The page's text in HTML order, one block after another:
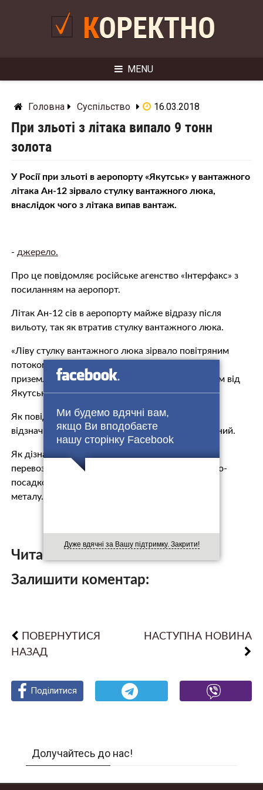
Ми будемо вдячні вам,
якщо Ви вподобаєте
нашу сторінку Facebook
Дуже вдячні за Вашу підтримку. Закрити!
КОРЕКТНО
MENU
Головна Суспільство 16.03.2018
При зльоті з літака випало 9 тонн
золота
У Росії при зльоті в аеропорту «Якутськ» у вантажного
літака Ан-12 зірвало стулку вантажного люка,
внаслідок чого з літака випав вантаж.
- джерело.
Про це повідомляє російське агенство «Інтерфакс» з
посиланням на аеропорт.
Літак Ан-12 сів в аеропорту майже відразу після
вильоту, так як втратив стулку вантажного люка.
«Ліву стулку вантажного люка зірвало повітряним
потоком, екіпаж прийняв рішення про посадку і
приземлився в аеропорту селища Магана в 12 км від
Якутська», — йдеться у повідомленні.
Як повідомляє «РИА Новости», в аеропорту
відзначили, що літак перед вильотом був справний.
Як дізнався Telegram-канал Mash, літак Ан-12
перевозив золото: під час аварії з нього на злітно-
посадкову смугу випало близько 9 тонн цінного
металу.
Читайте також:
Залишити коментар:
ПОВЕРНУТИСЯ
НАЗАД
НАСТУПНА НОВИНА
Поділитися
Поділитися
Поділитися
Долучайтесь до нас!